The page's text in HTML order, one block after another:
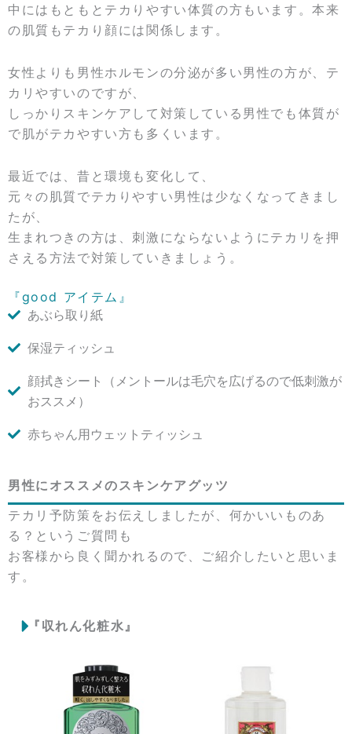
中にはもともとテカりやすい体質の方もいます。本来
の肌質もテカり顔には関係します。
女性よりも男性ホルモンの分泌が多い男性の方が、テ
カリやすいのですが、
しっかりスキンケアして対策している男性でも体質が
で肌がテカやすい方も多くいます。
最近では、昔と環境も変化して、
元々の肌質でテカりやすい男性は少なくなってきまし
たが、
生まれつきの方は、刺激にならないようにテカリを押
さえる方法で対策していきましょう。
『good アイテム』
あぶら取り紙
保湿ティッシュ
顔拭きシート（メントールは毛穴を広げるので低刺激が
おススメ）
赤ちゃん用ウェットティッシュ
男性にオススメのスキンケアグッツ
テカリ予防策をお伝えしましたが、何かいいものあ
る？というご質問も
お客様から良く聞かれるので、ご紹介したいと思いま
す。
『収れん化粧水』